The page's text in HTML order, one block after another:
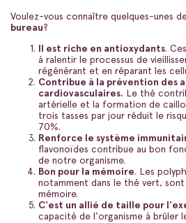
Voulez-vous connaître quelques-unes
bureau?
Il est riche en antioxydants.
à ralentir le processus de
régénérant et en réparant les
Contribue à la prévention des
cardiovasculaires. Le thé
artérielle et la formation de
trois tasses par jour réduit le
70%.
Renforce le système
flavonoïdes contribue au bon
de notre organisme.
Bon pour la mémoire. Les
notamment dans le thé vert, sont
mémoire.
C'est un allié de taille pour
capacité de l'organisme à brûler